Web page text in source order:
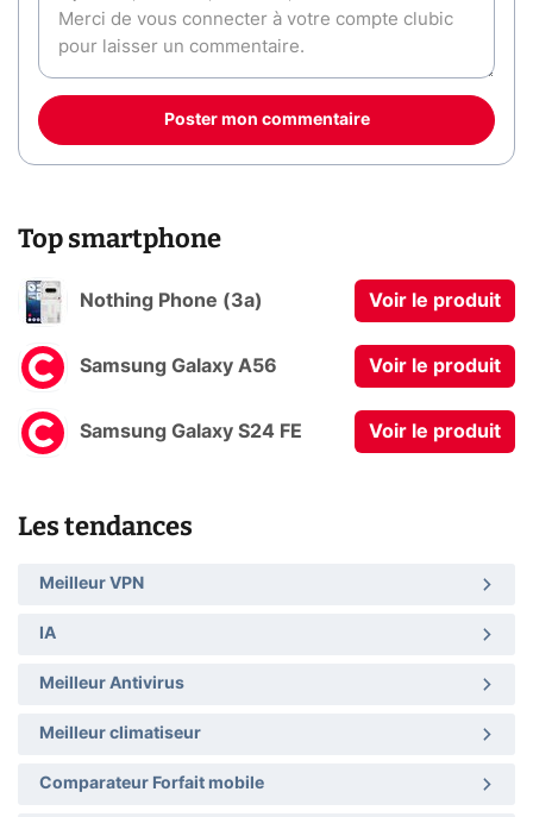
Poster mon commentaire
Top smartphone
Nothing Phone (3a) Voir le produit
Samsung Galaxy A56 Voir le produit
Samsung Galaxy S24 FE Voir le produit
Les tendances
Meilleur VPN
IA
Meilleur Antivirus
Meilleur climatiseur
Comparateur Forfait mobile